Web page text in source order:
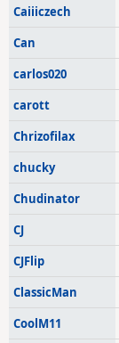
Caiiiczech
Can
carlos020
carott
Chrizofilax
chucky
Chudinator
CJ
CJFlip
ClassicMan
CoolM11